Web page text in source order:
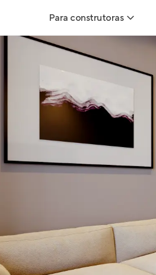
Para construtoras
Geração de Leads
Geração de Vendas
Maiores Construtoras